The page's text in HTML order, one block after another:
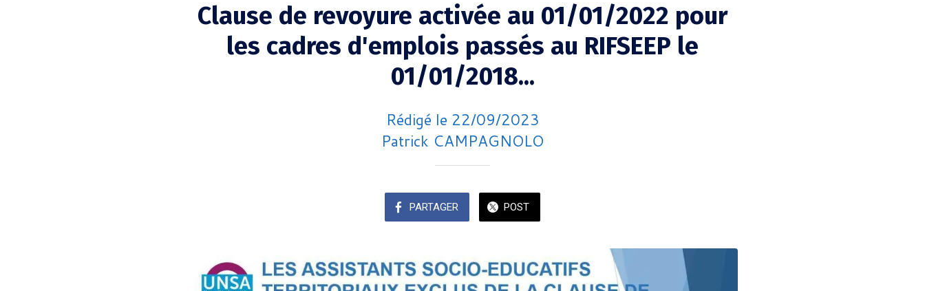
Clause de revoyure activée au 01/01/2022 pour
les cadres d'emplois passés au RIFSEEP le
01/01/2018...
Rédigé le 22/09/2023
Patrick CAMPAGNOLO
PARTAGER POST